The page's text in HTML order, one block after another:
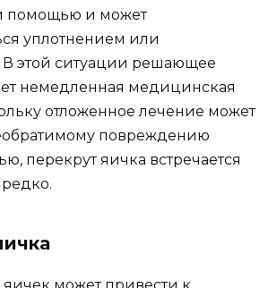
помощью и может
уплотнением или
В этой ситуации решающее
немедленная медицинская
отложенное лечение может
повреждению
перекрут яичка встречается